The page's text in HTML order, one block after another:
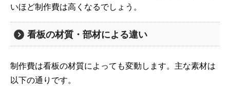
いほど制作費は高くなるでしょう。
看板の材質・部材による違い
制作費は看板の材質によっても変動します。主な素材は
以下の通りです。